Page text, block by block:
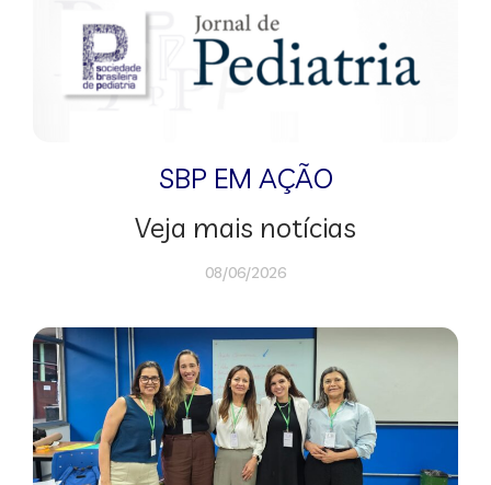
SBP EM AÇÃO
Veja mais notícias
08/06/2026